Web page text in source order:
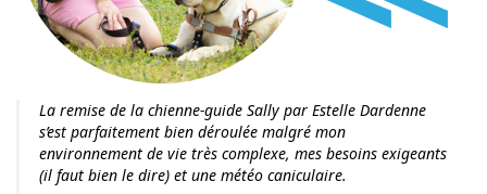
La remise de la chienne-guide Sally par Estelle Dardenne
s’est parfaitement bien déroulée malgré mon
environnement de vie très complexe, mes besoins exigeants
(il faut bien le dire) et une météo caniculaire.